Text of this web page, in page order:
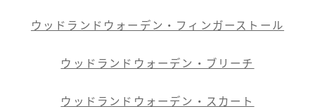
ウッドランドウォーデン・フィンガーストール
ウッドランドウォーデン・ブリーチ
ウッドランドウォーデン・スカート